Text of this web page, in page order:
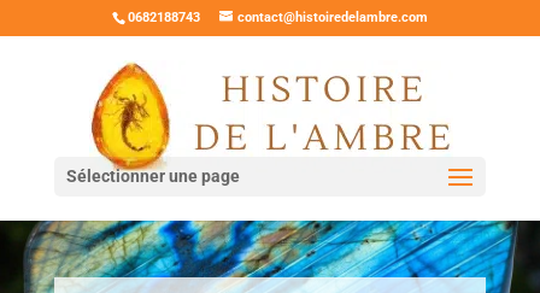
0682188743 contact@histoiredelambre.com
Sélectionner une page